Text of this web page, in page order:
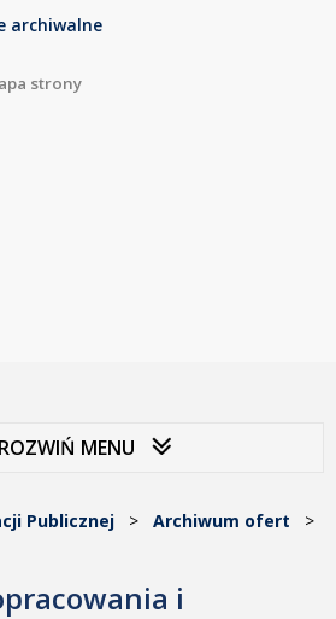
archiwalne
strony
ROZWIŃ MENU
Publicznej > Archiwum ofert >
i